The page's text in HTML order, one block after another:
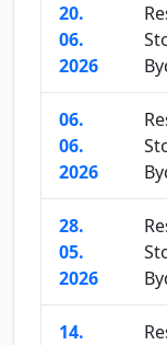
20.
06.
2026
06.
06.
2026
28.
05.
2026
14.